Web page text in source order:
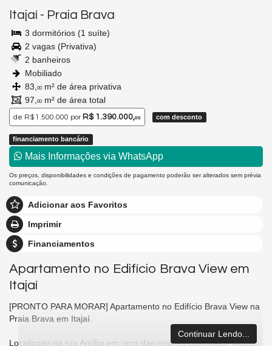
Itajaí - Praia Brava
3 dormitórios (1 suíte)
2 vagas (Privativa)
2 banheiros
Mobiliado
83, 00 m² de área privativa
97, 00 m² de área total
de R$ 1.500.000 porR$ 1.390.000,00 com desconto
financiamento bancário
Mais Informações via WhatsApp
Os preços, disponibilidades e condições de pagamento poderão ser alterados sem prévia
comunicação.
Adicionar aos Favoritos
Imprimir
Financiamentos
Apartamento no Edifício Brava View em
Itajaí
[PRONTO PARA MORAR] Apartamento no Edifício Brava View na
Praia Brava em Itajaí.
Localizado na rua Aririba em uma das regiões com maior índice
Continuar Lendo...